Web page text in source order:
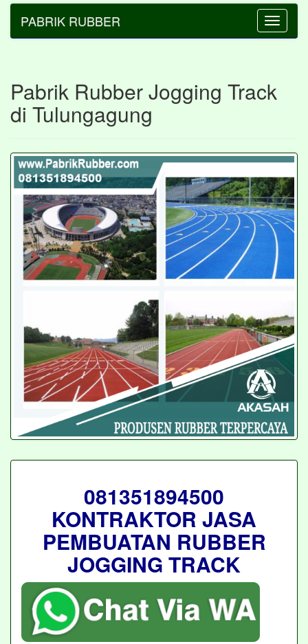
Toggle
PABRIK RUBBER
Pabrik Rubber Jogging Track
di Tulungagung
081351894500
KONTRAKTOR JASA
PEMBUATAN RUBBER
JOGGING TRACK